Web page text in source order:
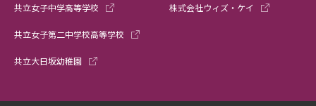
共立女子中学高等学校
共立女子第二中学校高等学校
共立大日坂幼稚園
株式会社ウィズ・ケイ